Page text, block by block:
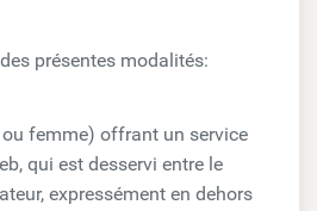
présentes modalités:
femme) offrant un service
qui est desservi entre le
expressément en dehors